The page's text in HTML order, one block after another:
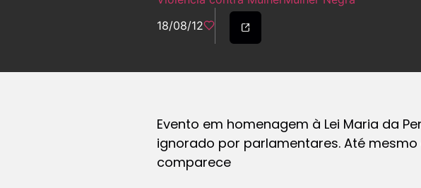
18/08/12
Evento em homenagem à Lei Maria da
ignorado por parlamentares. Até
comparece